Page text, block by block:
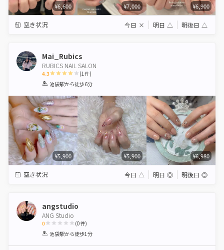
¥6,600 ¥7,000 ¥6,900
空き状況 今日 × 明日 △ 明後日 △
Mai_Rubics
RUBICS NAIL SALON
4.3
1 2 3 4 5
(1件)
池袋駅から徒歩6分
¥5,900 ¥5,900 ¥6,980
空き状況 今日 △ 明日 ◎ 明後日 ◎
angstudio
ANG Studio
0
1 2 3 4 5
(0件)
池袋駅から徒歩1分